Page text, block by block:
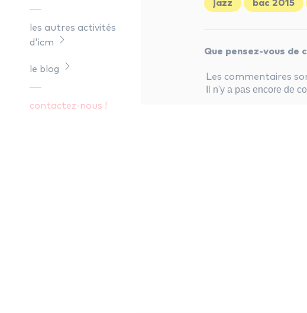
les autres activités
d'icm
le blog
contactez-nous !
jazz bac 2015
Que pensez-vous de
Les commentaires
Il n'y a pas encore de